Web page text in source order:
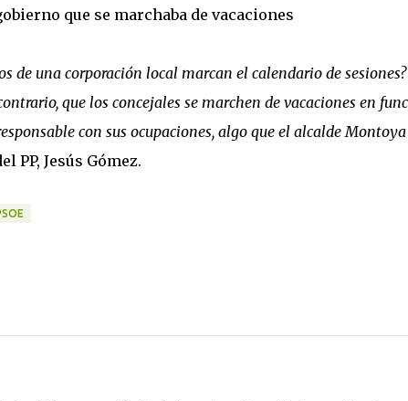
que se marchaba de vacaciones
de una corporación local marcan el calendario de
que los concejales se marchen de vacaciones en
con sus ocupaciones, algo que el alcalde
PP, Jesús Gómez.